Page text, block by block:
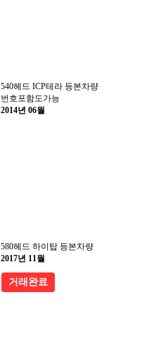
540헤드 ICP테라 등본차량
번호포함도가능
2014년 06월
580헤드 하이탑 등본차량
2017년 11월
거래완료